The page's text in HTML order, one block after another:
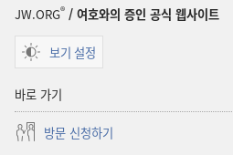
JW.ORG® / 여호와의 증인 공식 웹사이트
보기 설정
바로 가기
방문 신청하기